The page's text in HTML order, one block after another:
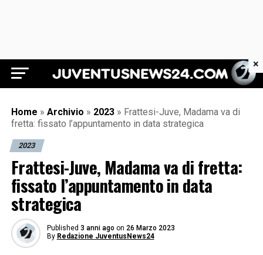
Juventus News 24
Home » Archivio » 2023 » Frattesi-Juve, Madama va di
fretta: fissato l’appuntamento in data strategica
2023
Frattesi-Juve, Madama va di fretta:
fissato l’appuntamento in data
strategica
Published 3 anni ago on 26 Marzo 2023
By Redazione JuventusNews24
×